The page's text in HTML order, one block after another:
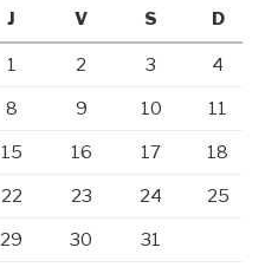
J V S D
1 2 3 4
8 9 10 11
15 16 17 18
22 23 24 25
29 30 31